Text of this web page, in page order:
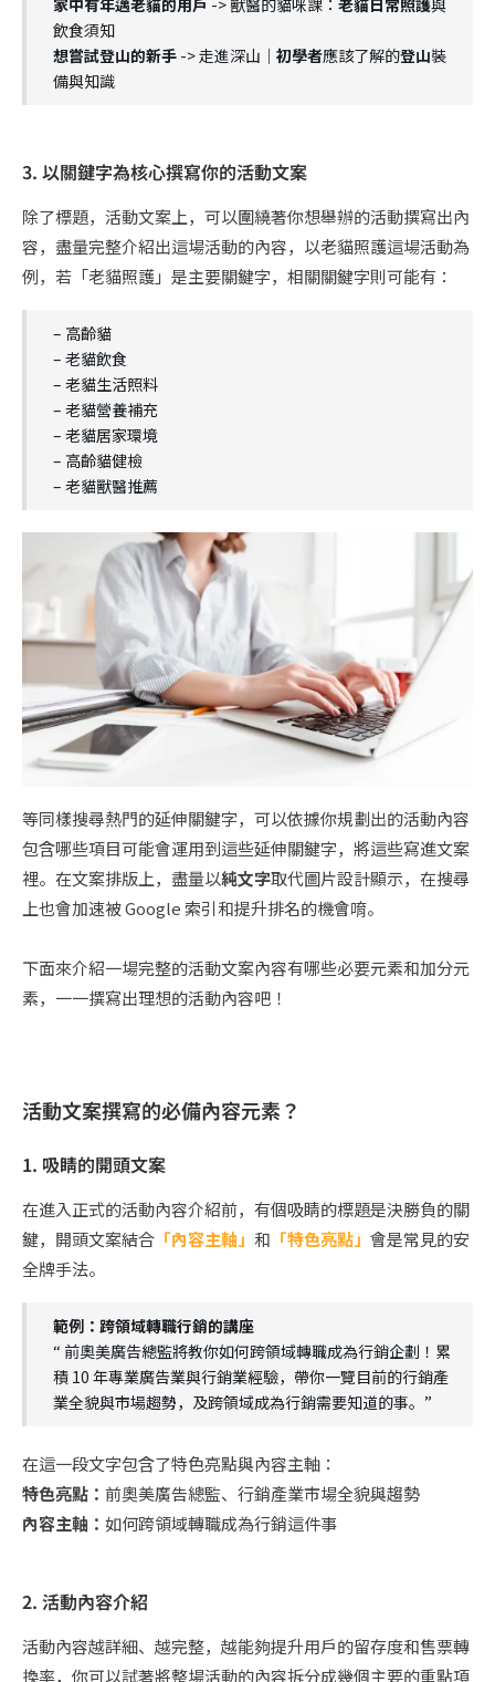
家中有年邁老貓的用戶 -> 獸醫的貓咪課： 老貓日常照護與
飲食須知
想嘗試登山的新手 -> 走進深山｜ 初學者應該了解的登山裝
備與知識
3. 以關鍵字為核心撰寫你的活動文案
除了標題，活動文案上，可以圍繞著你想舉辦的活動撰寫出內
容，盡量完整介紹出這場活動的內容，以老貓照護這場活動為
例，若「老貓照護」是主要關鍵字，相關關鍵字則可能有：
– 高齡貓
– 老貓飲食
– 老貓生活照料
– 老貓營養補充
– 老貓居家環境
– 高齡貓健檢
– 老貓獸醫推薦
等同樣搜尋熱門的延伸關鍵字，可以依據你規劃出的活動內容
包含哪些項目可能會運用到這些延伸關鍵字，將這些寫進文案
裡。在文案排版上，盡量以純文字取代圖片設計顯示，在搜尋
上也會加速被 Google 索引和提升排名的機會唷。
下面來介紹一場完整的活動文案內容有哪些必要元素和加分元
素，一一撰寫出理想的活動內容吧！
活動文案撰寫的必備內容元素？
1. 吸睛的開頭文案
在進入正式的活動內容介紹前，有個吸睛的標題是決勝負的關
鍵，開頭文案結合 「內容主軸」 和 「特色亮點」 會是常見的安
全牌手法。
範例：跨領域轉職行銷的講座
“ 前奧美廣告總監將教你如何跨領域轉職成為行銷企劃！累
積 10 年專業廣告業與行銷業經驗，帶你一覽目前的行銷產
業全貌與市場趨勢，及跨領域成為行銷需要知道的事。”
在這一段文字包含了特色亮點與內容主軸：
特色亮點： 前奧美廣告總監、行銷產業市場全貌與趨勢
內容主軸： 如何跨領域轉職成為行銷這件事
2. 活動內容介紹
活動內容越詳細、越完整，越能夠提升用戶的留存度和售票轉
換率，你可以試著將整場活動的內容拆分成幾個主要的重點項